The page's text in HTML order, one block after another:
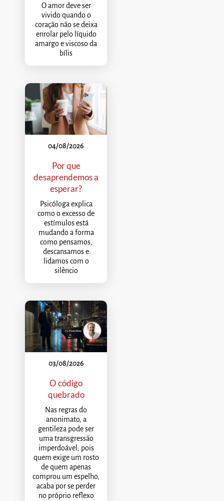
O amor deve ser
vivido quando o
coração não se deixa
enrolar pelo líquido
amargo e viscoso da
bílis
04/08/2026
Por que
desaprendemos a
esperar?
Psicóloga explica
como o excesso de
estímulos está
mudando a forma
como pensamos,
descansamos e
lidamos com o
silêncio
03/08/2026
O código
quebrado
Nas regras do
anonimato, a
gentileza pode ser
uma transgressão
imperdoável; pois
quem exige um rosto
de quem apenas
comprou um espelho,
acaba por se perder
no próprio reflexo